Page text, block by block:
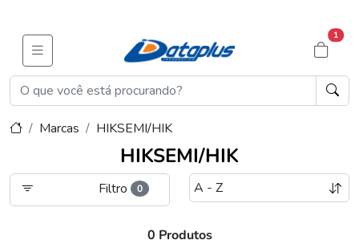
1
Marcas HIKSEMI/HIK
HIKSEMI/HIK
Filtro 0
0 Produtos